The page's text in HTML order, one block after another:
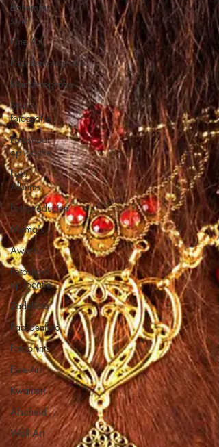
Bohemian
style
Fine Art
Paardenfotografie
Blackfotografie
Studio
fotografie
Fotoshoot
op locatie
Foto
Albums
Fotoproducten
Mama's
Awards
Fotoshoot
op locatie
Zadelfoto
Paardenfoto
Fotoprints
Fine-Art
Kwaliteit
Afscheid
Wall Art